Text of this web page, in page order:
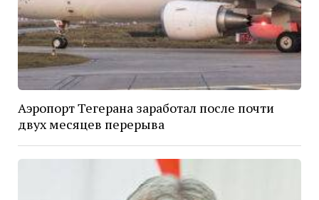
Аэропорт Тегерана заработал после почти
двух месяцев перерыва